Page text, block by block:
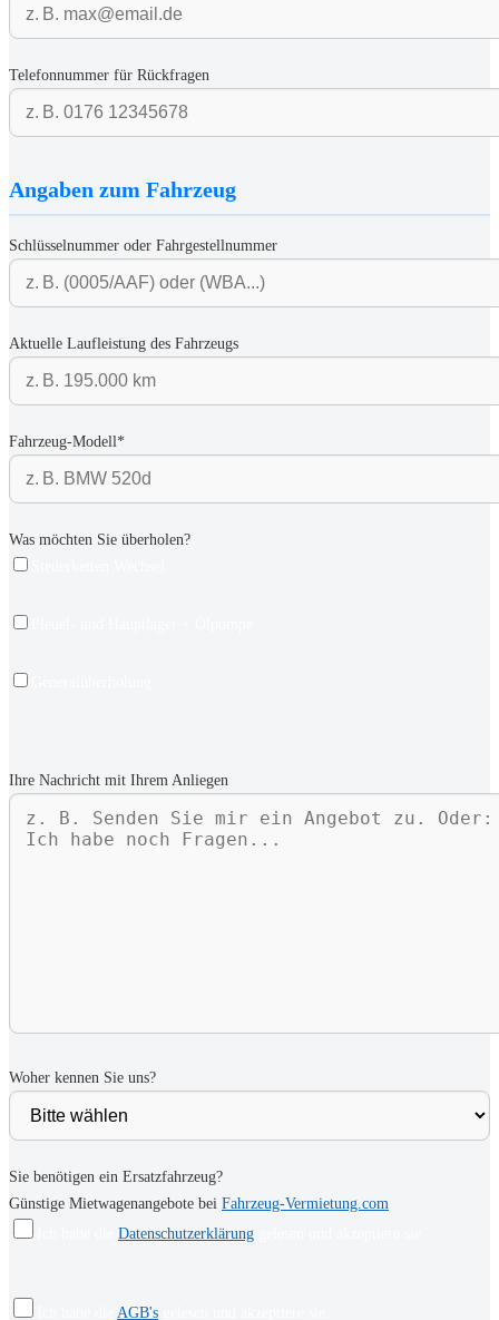
Telefonnummer für Rückfragen
Angaben zum Fahrzeug
Schlüsselnummer oder Fahrgestellnummer
Aktuelle Laufleistung des Fahrzeugs
Fahrzeug-Modell*
Was möchten Sie überholen?
Ihre Nachricht mit Ihrem Anliegen
Woher kennen Sie uns?
Sie benötigen ein Ersatzfahrzeug?
Günstige Mietwagenangebote bei Fahrzeug-Vermietung.com
Datenschutzerklärung
AGB's